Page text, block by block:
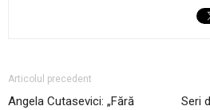
Articolul precedent
Angela Cutasevici: „Fără
Seri